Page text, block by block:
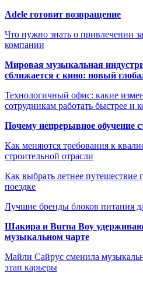
Adele готовит возвращение
Что нужно знать о привлечении
компании
Мировая музыкальная
сближается с кино: новый
Технологичный офис: какие
сотрудникам работать быстрее и
Почему непрерывное обучение
Как меняются требования к
строительной отрасли
Как выбрать летнее
поездке
Лучшие бренды блоков питания
Шакира и Burna Boy
музыкальном чарте
Майли Сайрус сменила
этап карьеры